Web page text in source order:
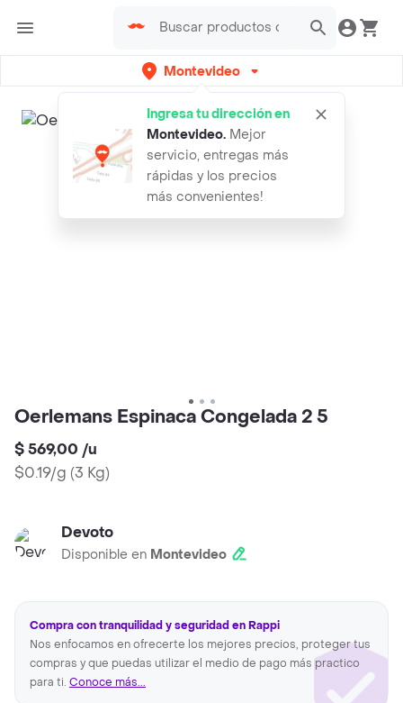
Montevideo
Ingresa tu dirección en
Montevideo. Mejor
servicio, entregas más
rápidas y los precios
más convenientes!
Oerlemans Espinaca Congelada 2 5
$ 569,00 /u
$0.19/g (3 Kg)
Devoto
Disponible en Montevideo
Compra con tranquilidad y seguridad en Rappi
Nos enfocamos en ofrecerte los mejores precios, proteger tus
compras y que puedas utilizar el medio de pago más practico
para ti. Conoce más...